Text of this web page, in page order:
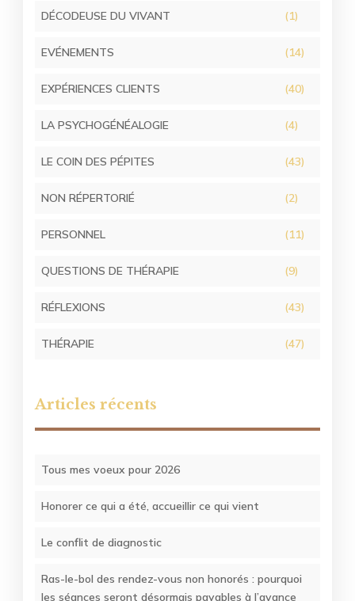
DÉCODEUSE DU VIVANT (1)
EVÉNEMENTS (14)
EXPÉRIENCES CLIENTS (40)
LA PSYCHOGÉNÉALOGIE (4)
LE COIN DES PÉPITES (43)
NON RÉPERTORIÉ (2)
PERSONNEL (11)
QUESTIONS DE THÉRAPIE (9)
RÉFLEXIONS (43)
THÉRAPIE (47)
Articles récents
Tous mes voeux pour 2026
Honorer ce qui a été, accueillir ce qui vient
Le conflit de diagnostic
Ras-le-bol des rendez-vous non honorés : pourquoi
les séances seront désormais payables à l’avance